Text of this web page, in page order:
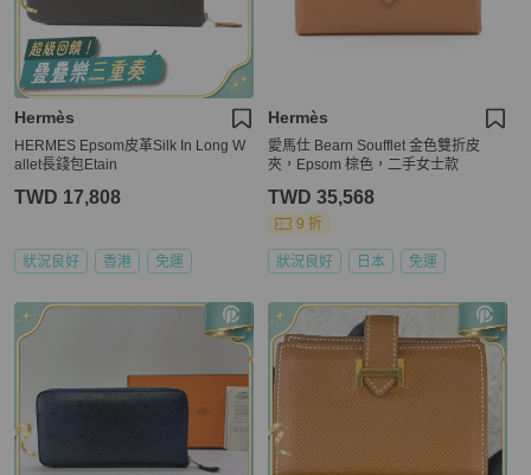
Hermès
HERMES Epsom皮革Silk In Long W
allet長錢包Etain
TWD 17,808
狀況良好 香港 免運
Hermès
愛馬仕 Bearn Soufflet 金色雙折皮
夾，Epsom 棕色，二手女士款
TWD 35,568
9 折
狀況良好 日本 免運